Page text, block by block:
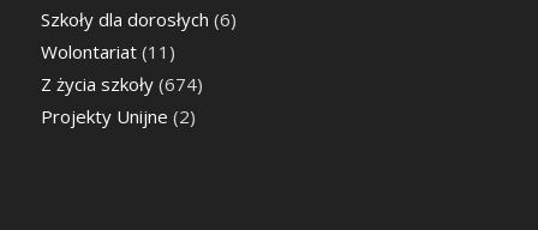
Szkoły dla dorosłych (6)
Wolontariat(11)
Z życia szkoły(674)
Projekty Unijne (2)